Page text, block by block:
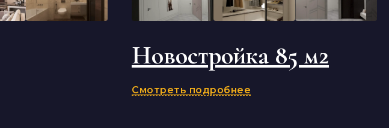
Новостройка 85 м2
Смотреть подробнее